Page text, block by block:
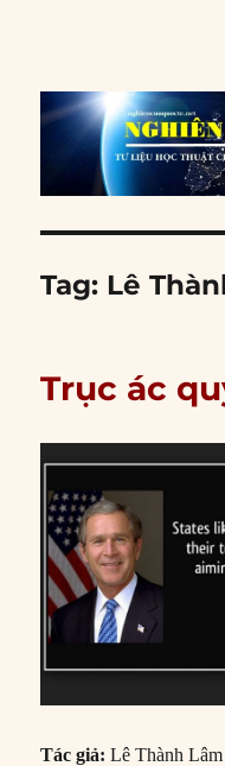
Tag: Lê
Trục ác
Tác giả:Lê Thành Lâm